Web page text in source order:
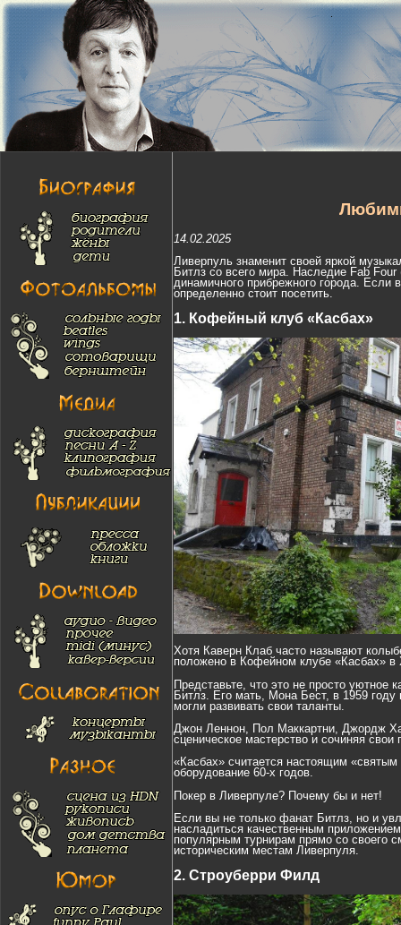
14.02.2025
Ливерпуль знаменит своей яркой
Битлз со всего мира. Наследие Fab Four
динамичного прибрежного города.
определенно стоит посетить.
1. Кофейный клуб «Касбах»
Хотя Каверн Клаб часто называют
положено в Кофейном клубе «Касбах» в
Представьте, что это не просто
Битлз. Его мать, Мона Бест, в 1959
могли развивать свои таланты.
Джон Леннон, Пол Маккартни, Джордж
сценическое мастерство и сочиняя
«Касбах» считается настоящим
оборудование 60-х годов.
Покер в Ливерпуле? Почему бы и нет!
Если вы не только фанат Битлз, но и
насладиться качественным
популярным турнирам прямо со своего
историческим местам Ливерпуля.
2. Строуберри Филд